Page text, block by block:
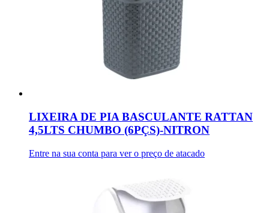
LIXEIRA DE PIA BASCULANTE RATTAN
4,5LTS CHUMBO (6PÇS)-NITRON
Entre na sua conta para ver o preço de atacado